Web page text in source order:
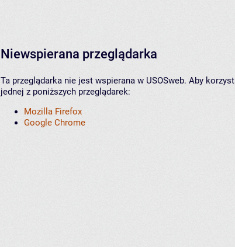
Niewspierana przeglądarka
Ta przeglądarka nie jest wspierana w USOSweb. Aby
jednej z poniższych przeglądarek:
Mozilla Firefox
Google Chrome